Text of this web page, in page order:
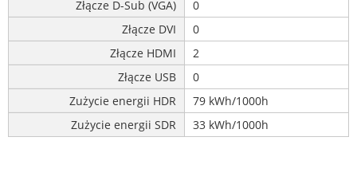
Złącze D-Sub (VGA)
0
Złącze DVI
0
Złącze HDMI
2
Złącze USB
0
Zużycie energii HDR
79 kWh/1000h
Zużycie energii SDR
33 kWh/1000h